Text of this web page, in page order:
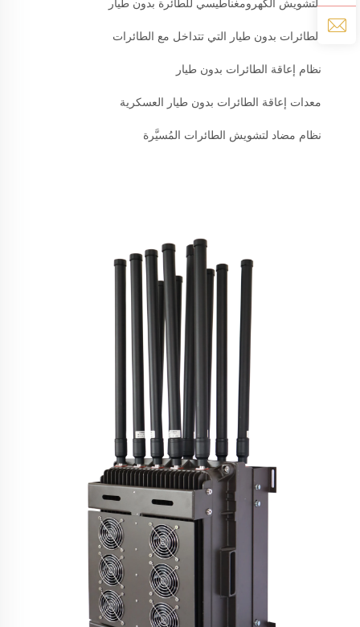
التشويش الكهرومغناطيسي للطائرة بدون طيار
الطائرات بدون طيار التي تتداخل مع الطائرات
نظام إعاقة الطائرات بدون طيار
معدات إعاقة الطائرات بدون طيار العسكرية
نظام مضاد لتشويش الطائرات المُسيَّرة